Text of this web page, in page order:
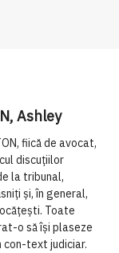
Ashley
fiică de avocat,
discuțiilor
la tribunal,
și, în general,
Toate
o să își plaseze
text judiciar.